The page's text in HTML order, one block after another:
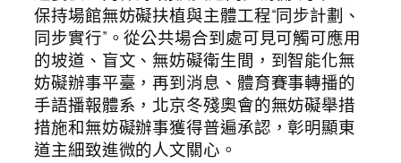
保持場館無妨礙扶植與主體工程“同步計劃、
同步實行”。從公共場合到處可見可觸可應用
的坡道、盲文、無妨礙衛生間，到智能化無
妨礙辦事平臺，再到消息、體育賽事轉播的
手語播報體系，北京冬殘奧會的無妨礙舉措
措施和無妨礙辦事獲得普遍承認，彰明顯東
道主細致進微的人文關心。